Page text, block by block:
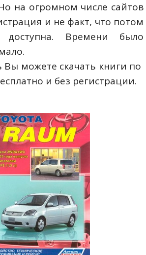
на огромном числе сайтов
и не факт, что потом
доступна. Времени было
Вы можете скачать книги по
и без регистрации.